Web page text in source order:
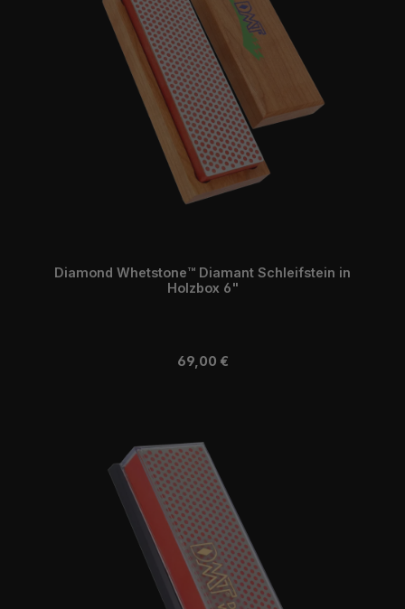
Diamond Whetstone™ Diamant Schleifstein in
Holzbox 6"
Regulärer Preis:
69,00 €